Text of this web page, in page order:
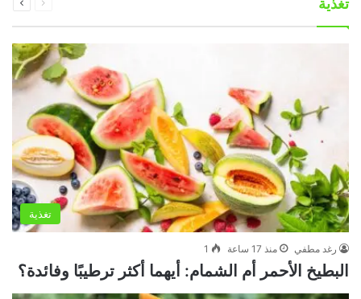
تغذية الصفحةالصفحة
تغذية
رغد مطفي منذ 17 ساعة 1
البطيخ الأحمر أم الشمام: أيهما أكثر ترطيبًا وفائدة؟